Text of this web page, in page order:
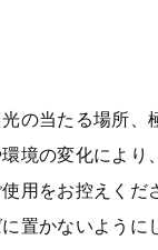
の当たる場所、
境の変化によ
用をお控えく
置かないよう